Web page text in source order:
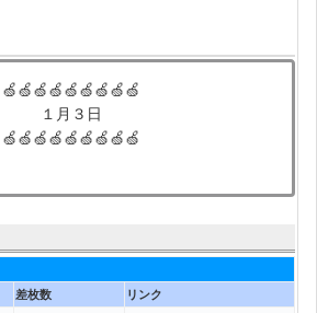
🍏🍏🍏🍏🍏🍏🍏🍏🍏
１月３日
🍏🍏🍏🍏🍏🍏🍏🍏🍏
差枚数 リンク